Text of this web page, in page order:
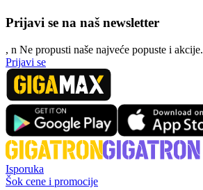
Prijavi se na naš newsletter
, n Ne propusti naše najveće popuste i akcije.
Prijavi se
Isporuka
Šok cene i promocije